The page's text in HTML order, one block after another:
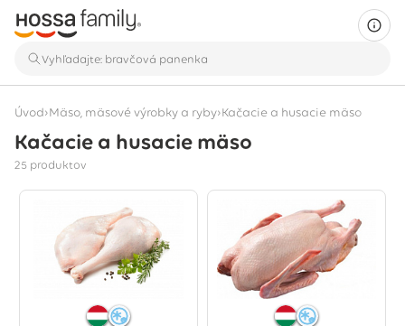
Úvod›Mäso, mäsové výrobky a ryby›Kačacie a husacie mäso
Kačacie a husacie mäso
25 produktov